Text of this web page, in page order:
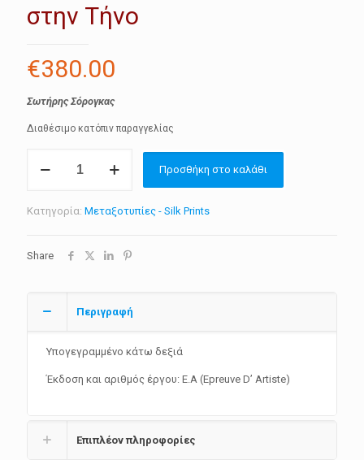
στην Τήνο
€380.00
Σωτήρης Σόρογκας
Διαθέσιμο κατόπιν παραγγελίας
πεσμένου
Τήνο
Προσθήκη στο καλάθι
Κατηγορία: Μεταξοτυπίες - Silk Prints
Share
Περιγραφή
Υπογεγραμμένο κάτω δεξιά
Έκδοση και αριθμός έργου: Ε.Α (Epreuve D’ Artiste)
Επιπλέον πληροφορίες